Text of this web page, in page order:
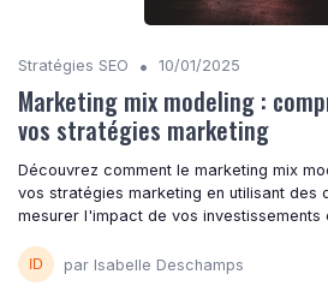
Stratégies SEO • 10/01/2025
Marketing mix modeling :
vos stratégies marketing
Découvrez comment le marketing mix
vos stratégies marketing en utilisant des
mesurer l'impact de vos investissements
par Isabelle Deschamps